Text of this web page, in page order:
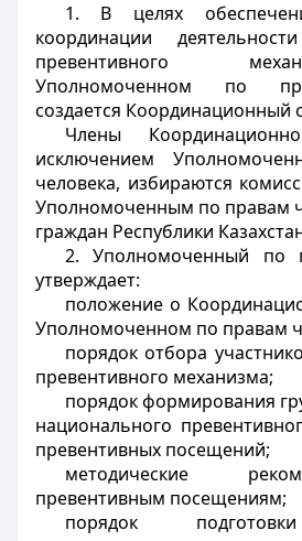
1. В целях
координации
превентивного
Уполномоченном по
создается Координационный
Члены
исключением
человека, избираются
Уполномоченным по правам
граждан Республики
2. Уполномоченный по
утверждает:
положение о
Уполномоченном по правам
порядок отбора
превентивного механизма;
порядок формирования
национального
превентивных посещений;
методические
превентивным посещениям;
порядок